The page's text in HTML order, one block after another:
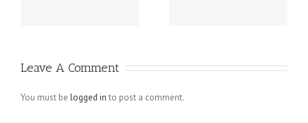
Leave A Comment
You must be logged in to post a comment.